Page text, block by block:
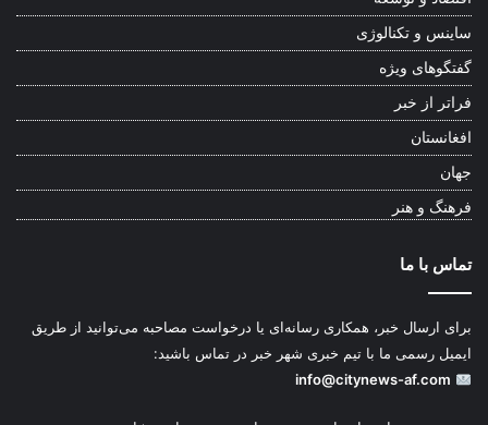
ساینس و تکنالوژی
گفتگوهای ویژه
فراتر از خبر
افغانستان
جهان
فرهنگ و هنر
تماس با ما
برای ارسال خبر، همکاری رسانه‌ای یا درخواست مصاحبه می‌توانید از طریق
ایمیل رسمی ما با تیم خبری شهر خبر در تماس باشید:
info@citynews-af.com